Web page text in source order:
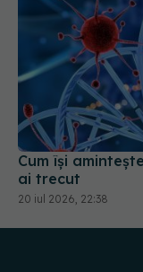
Cum își
ai trecut
20 iul 2026, 22:38